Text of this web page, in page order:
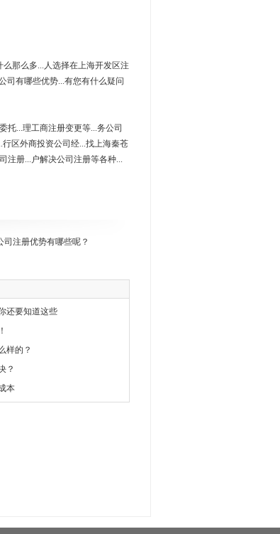
那么多...人选择在上海开发区注
有哪些优势...有您有什么疑问
...理工商注册变更等...务公司
区外商投资公司经...找上海秦苍
册...户解决公司注册等各种...
注册优势有哪些呢？
还要知道这些
样的？
？
本